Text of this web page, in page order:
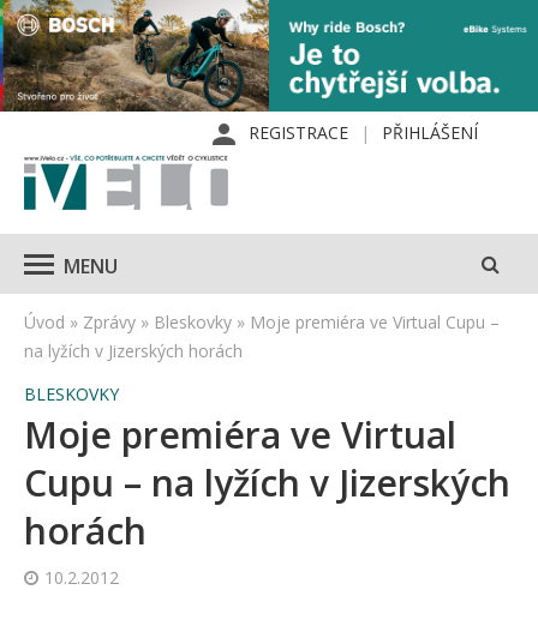
REGISTRACE PŘIHLÁŠENÍ
MENU
Úvod » Zprávy » Bleskovky » Moje premiéra ve Virtual Cupu –
na lyžích v Jizerských horách
BLESKOVKY
Moje premiéra ve Virtual
Cupu – na lyžích v Jizerských
horách
10.2.2012